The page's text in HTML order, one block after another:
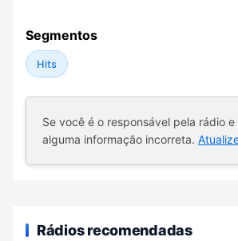
Segmentos
Hits
Se você é o responsável pela rádio
alguma informação incorreta.
Rádios recomendadas